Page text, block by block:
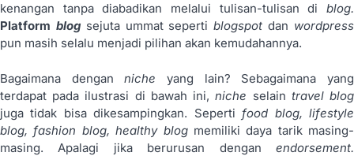
kenangan tanpa diabadikan melalui tulisan-tulisan di blog.
Platform blogsejuta ummat sepertiblogspotdan wordpress
pun masih selalu menjadi pilihan akan kemudahannya.
Bagaimana dengannicheyang lain? Sebagaimana yang
terdapat pada ilustrasi di bawah ini,niche selain travel blog
juga tidak bisa dikesampingkan. Sepertifood blog, lifestyle
blog, fashion blog, healthy blog memiliki daya tarik masing-
masing. Apalagi jika berurusan dengan endorsement.